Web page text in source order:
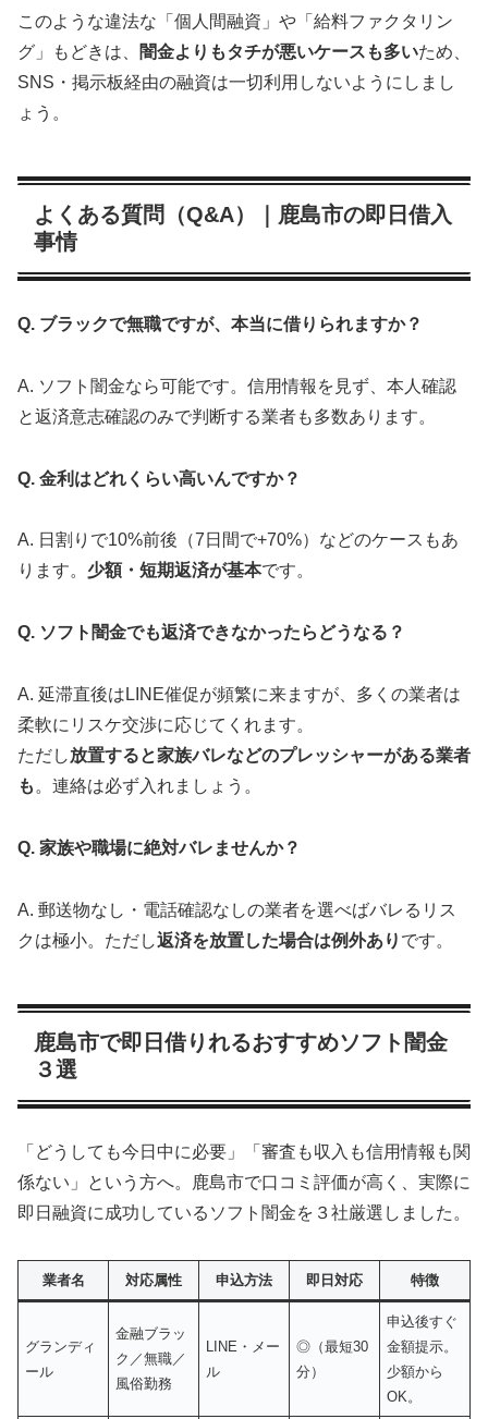
このような違法な「個人間融資」や「給料ファクタリン
グ」もどきは、
闇金よりもタチが悪いケースも多いため、
SNS・掲示板経由の融資は一切利用しないようにしまし
ょう。
よくある質問（Q&A）｜鹿島市の即日借入
事情
Q. ブラックで無職ですが、本当に借りられますか？
A. ソフト闇金なら可能です。信用情報を見ず、本人確認
と返済意志確認のみで判断する業者も多数あります。
Q. 金利はどれくらい高いんですか？
A. 日割りで10%前後（7日間で+70%）などのケースもあ
ります。 少額・短期返済が基本です。
Q. ソフト闇金でも返済できなかったらどうなる？
A. 延滞直後はLINE催促が頻繁に来ますが、多くの業者は
柔軟にリスケ交渉に応じてくれます。
ただし放置すると家族バレなどのプレッシャーがある業者
も 。連絡は必ず入れましょう。
Q. 家族や職場に絶対バレませんか？
A. 郵送物なし・電話確認なしの業者を選べばバレるリス
クは極小。ただし返済を放置した場合は例外あり です。
鹿島市で即日借りれるおすすめソフト闇金
３選
「どうしても今日中に必要」「審査も収入も信用情報も関
係ない」という方へ。鹿島市で口コミ評価が高く、実際に
即日融資に成功しているソフト闇金を３社厳選しました。
業者名 対応属性 申込方法 即日対応 特徴
グランディ
ール
金融ブラッ
ク／無職／
風俗勤務
LINE・メー
ル
◎（最短30
分）
申込後すぐ
金額提示。
少額から
OK。